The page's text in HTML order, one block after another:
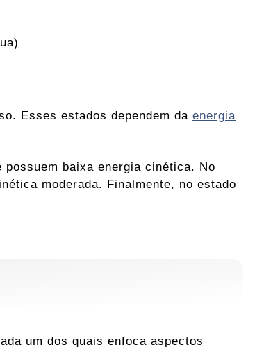
Esses estados dependem da energia
baixa energia cinética. No
moderada. Finalmente, no estado
um dos quais enfoca aspectos